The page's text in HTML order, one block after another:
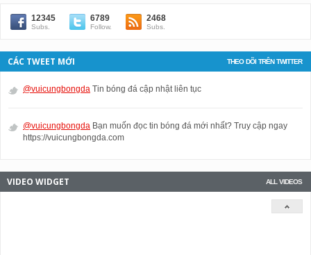
12345
Subs.
6789
Follow.
2468
Subs.
THEO DÕI TRÊN TWITTER
CÁC TWEET MỚI
@vuicungbongda Tin bóng đá cập nhật liên tục
@vuicungbongda Bạn muốn đọc tin bóng đá mới nhất? Truy cập ngay
https://vuicungbongda.com
ALL VIDEOS
VIDEO WIDGET